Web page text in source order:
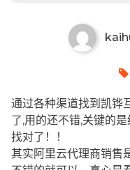
通过各种渠道找到凯铧
了,用的还不错,关键的
找对了！！
其实阿里云代理商销售